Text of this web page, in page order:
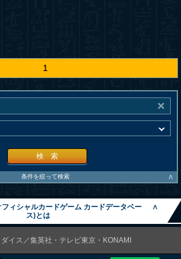
1
検 索
条件を絞って検索 ∧
ィシャルカードゲーム カードデータベー
ス)とは
∧
イス／集英社・テレビ東京・KONAMI